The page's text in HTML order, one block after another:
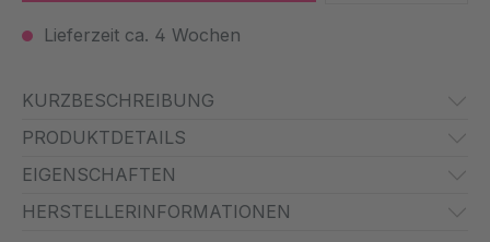
Lieferzeit ca. 4 Wochen
KURZBESCHREIBUNG
PRODUKTDETAILS
EIGENSCHAFTEN
HERSTELLERINFORMATIONEN